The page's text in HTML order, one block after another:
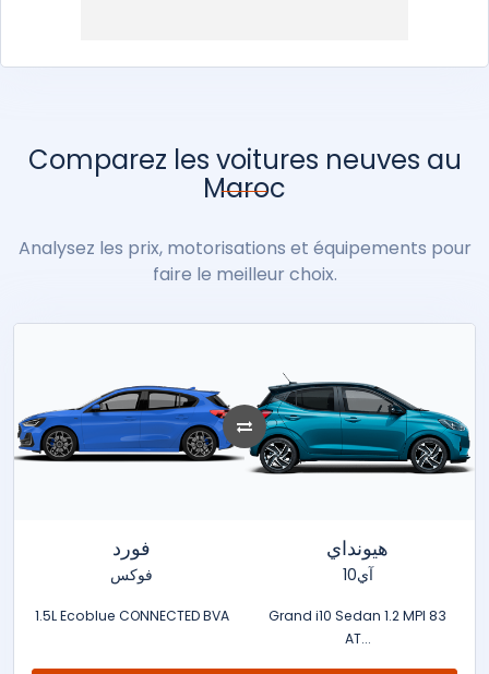
Comparez les voitures neuves au
Maroc
Analysez les prix, motorisations et équipements pour
faire le meilleur choix.
فورد
فوكس
1.5L Ecoblue CONNECTED BVA
هيونداي
آي10
Grand i10 Sedan 1.2 MPI 83
AT...